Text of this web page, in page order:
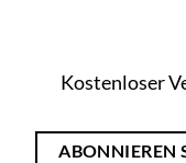
Kostenloser
ABONNIEREN